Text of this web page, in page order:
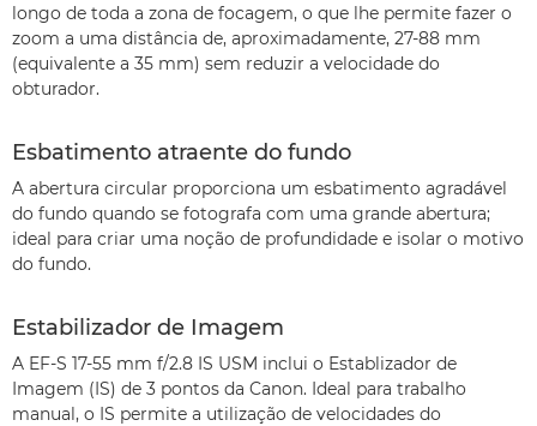
longo de toda a zona de focagem, o que lhe permite fazer o
zoom a uma distância de, aproximadamente, 27-88 mm
(equivalente a 35 mm) sem reduzir a velocidade do
obturador.
Esbatimento atraente do fundo
A abertura circular proporciona um esbatimento agradável
do fundo quando se fotografa com uma grande abertura;
ideal para criar uma noção de profundidade e isolar o motivo
do fundo.
Estabilizador de Imagem
A EF-S 17-55 mm f/2.8 IS USM inclui o Establizador de
Imagem (IS) de 3 pontos da Canon. Ideal para trabalho
manual, o IS permite a utilização de velocidades do